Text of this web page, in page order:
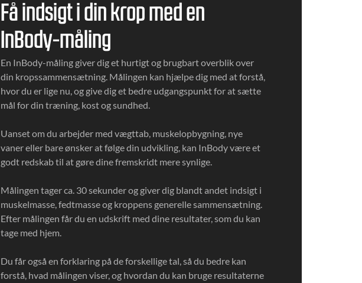
Få indsigt i din krop med en
InBody-måling
En InBody-måling giver dig et hurtigt og brugbart overblik over
din kropssammensætning. Målingen kan hjælpe dig med at forstå,
hvor du er lige nu, og give dig et bedre udgangspunkt for at sætte
mål for din træning, kost og sundhed.
Uanset om du arbejder med vægttab, muskelopbygning, nye
vaner eller bare ønsker at følge din udvikling, kan InBody være et
godt redskab til at gøre dine fremskridt mere synlige.
Målingen tager ca. 30 sekunder og giver dig blandt andet indsigt i
muskelmasse, fedtmasse og kroppens generelle sammensætning.
Efter målingen får du en udskrift med dine resultater, som du kan
tage med hjem.
Du får også en forklaring på de forskellige tal, så du bedre kan
forstå, hvad målingen viser, og hvordan du kan bruge resultaterne